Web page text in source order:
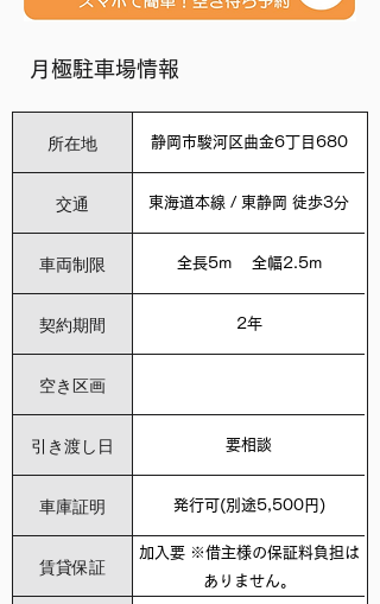
月極駐車場情報
所在地 静岡市駿河区曲金6丁目680
交通 東海道本線 / 東静岡 徒歩3分
車両制限 全長5m 全幅2.5m
契約期間 2年
空き区画
引き渡し日 要相談
車庫証明 発行可(別途5,500円)
賃貸保証
加入要 ※借主様の保証料負担は
ありません。